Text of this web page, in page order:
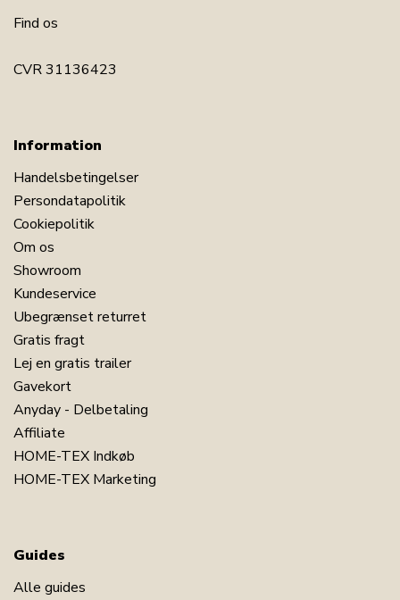
Find os
CVR 31136423
Information
Handelsbetingelser
Persondatapolitik
Cookiepolitik
Om os
Showroom
Kundeservice
Ubegrænset returret
Gratis fragt
Lej en gratis trailer
Gavekort
Anyday - Delbetaling
Affiliate
HOME-TEX Indkøb
HOME-TEX Marketing
Guides
Alle guides